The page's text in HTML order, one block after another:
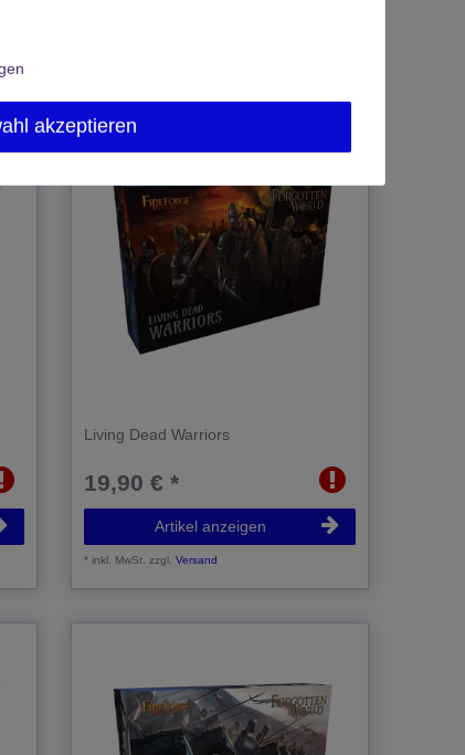
Living Dead Warriors
19,90 € *
Artikel anzeigen
*inkl. MwSt. zzgl.Versand
akzeptieren